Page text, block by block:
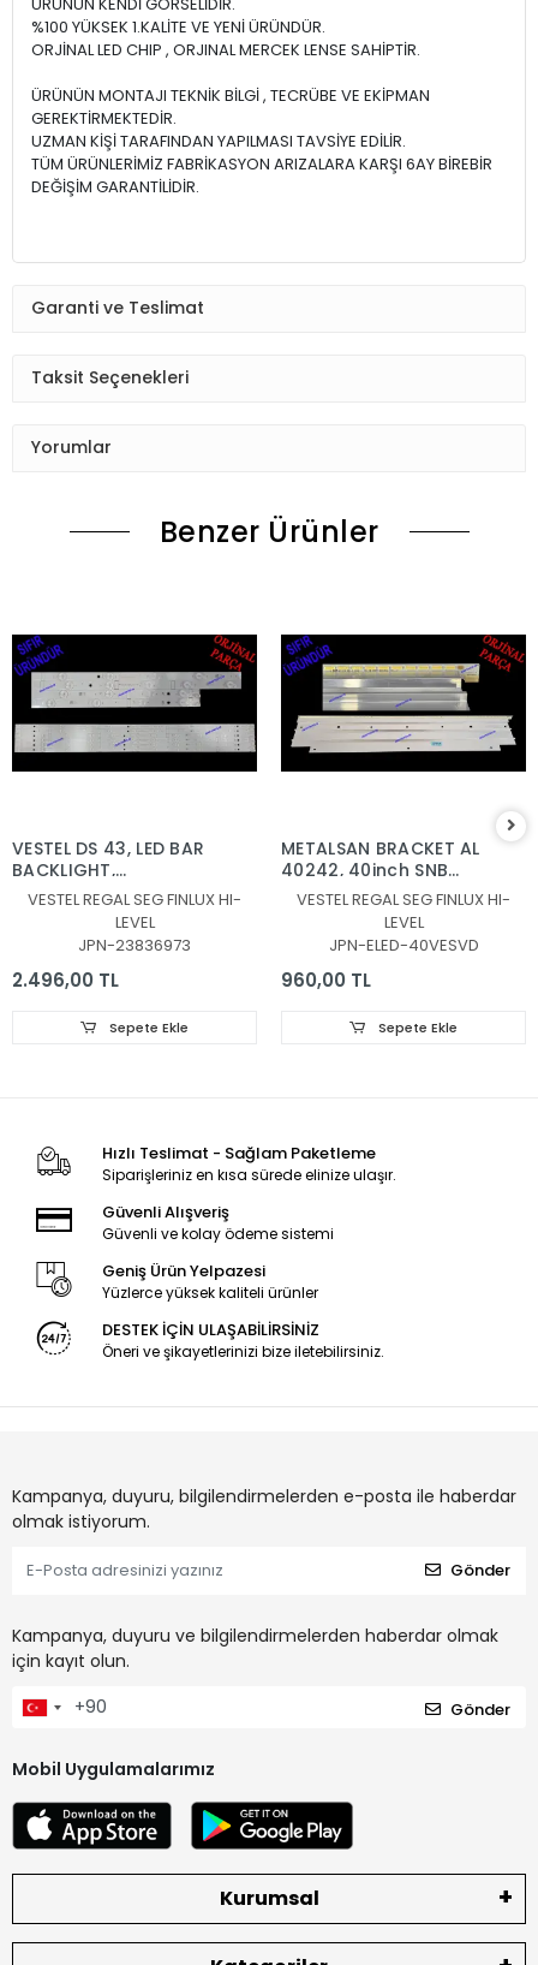
%100 YÜKSEK 1.KALİTE VE YENİ ÜRÜNDÜR.
ORJİNAL LED CHIP , ORJINAL MERCEK LENSE SAHİPTİR.
ÜRÜNÜN MONTAJI TEKNİK BİLGİ , TECRÜBE VE EKİPMAN
GEREKTİRMEKTEDİR.
UZMAN KİŞİ TARAFINDAN YAPILMASI TAVSİYE EDİLİR.
TÜM ÜRÜNLERİMİZ FABRİKASYON ARIZALARA KARŞI 6AY BİREBİR
DEĞİŞİM GARANTİLİDİR.
Garanti ve Teslimat
Taksit Seçenekleri
Yorumlar
Benzer Ürünler
VESTEL DS 43, LED BAR
BACKLIGHT,
JL.D430B1330-078AS-
M_V04, JL.D430B1330-
078BS-M_V03,
30108746CA11 ,
30108747CB11
VESTEL REGAL SEG FINLUX HI-
LEVEL
JPN-23836973
2.496,00 TL
Sepete Ekle
METALSAN BRACKET AL
40242, 40inch SNB
7020PKG 60EA REV0.6
131219, 30080939
VESTEL REGAL SEG FINLUX HI-
LEVEL
JPN-ELED-40VESVD
960,00 TL
Sepete Ekle
Hızlı Teslimat - Sağlam Paketleme
Siparişleriniz en kısa sürede elinize ulaşır.
Güvenli Alışveriş
Güvenli ve kolay ödeme sistemi
Geniş Ürün Yelpazesi
Yüzlerce yüksek kaliteli ürünler
DESTEK İÇİN ULAŞABİLİRSİNİZ
Öneri ve şikayetlerinizi bize iletebilirsiniz.
Kampanya, duyuru, bilgilendirmelerden e-posta ile haberdar
olmak istiyorum.
Gönder
Kampanya, duyuru ve bilgilendirmelerden haberdar olmak
için kayıt olun.
Gönder
Mobil Uygulamalarımız
Kurumsal